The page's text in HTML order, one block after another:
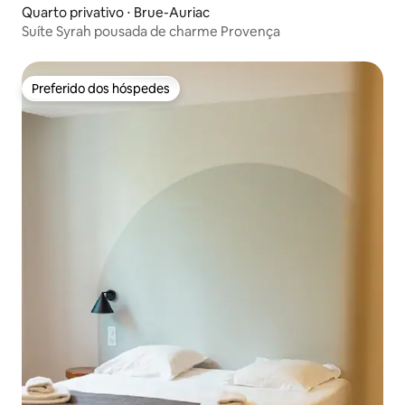
Quarto privativo ⋅ Brue-Auriac
Suíte Syrah pousada de charme Provença
Preferido dos hóspedes
Preferido dos hóspedes